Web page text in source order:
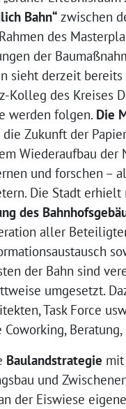
Bahn“ zwischen
des
der
sieht derzeit
des Kreises
werden folgen. Die
Zukunft der
Wiederaufbau der
und forschen –
Die Stadt erhielt
des
aller
der Bahn sind
umgesetzt.
Task Force
Beratung,
Baulandstrategie
und
der Eiswiese